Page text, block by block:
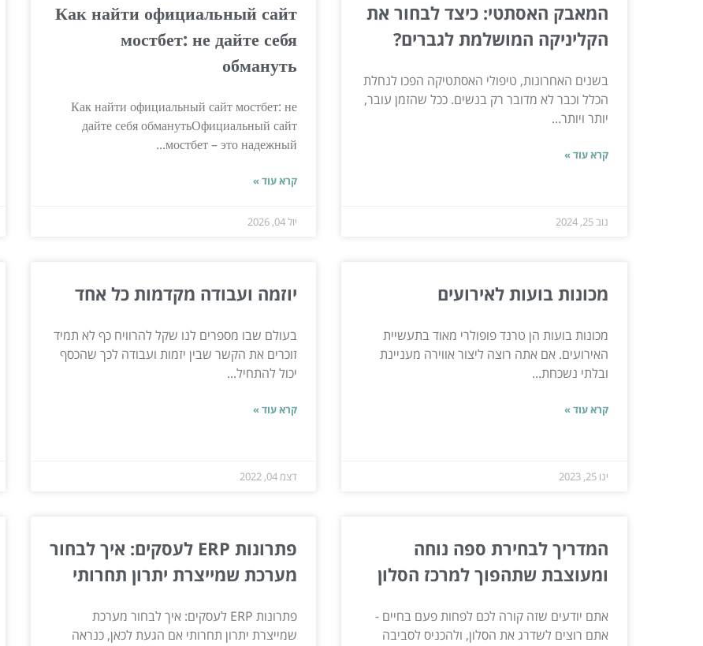
המאבק האסתטי: כיצד לבחור את
הקליניקה המושלמת לגברים?
בשנים האחרונות, טיפולי האסתטיקה הפכו לנחלת
הכלל וכבר לא מדובר רק בנשים. ככל שהזמן עובר,
יותר ויותר...
קרא עוד »
נוב 25, 2024
Как найти официальный сайт
мостбет: не дайте себя
обмануть
Как найти официальный сайт мостбет: не
дайте себя обманутьОфициальный сайт
мостбет – это надежный...
קרא עוד »
יול 04, 2026
מכונות בועות לאירועים
מכונות בועות הן טרנד פופולרי מאוד בתעשיית
האירועים. אם אתה רוצה ליצור אווירה מעניינת
ובלתי נשכחת...
קרא עוד »
ינו 25, 2023
יוזמה ועבודה מקדמות כל אחד
בעולם שבו מספרים לנו שקל להרוויח כף לא תמיד
זוכרים את הקשר שבין יזמות ועבודה לכך שהכסף
יכול להתחיל...
קרא עוד »
דצמ 04, 2022
המדריך לבחירת ספה נוחה
ומעוצבת שתהפוך למרכז הסלון
אתם יודעים שזה קורה לכם לפחות פעם בחיים -
אתם רוצים לשדרג את הסלון, ולהכניס לסביבה
פתרונות ERP לעסקים: איך לבחור
מערכת שמייצרת יתרון תחרותי
פתרונות ERP לעסקים: איך לבחור מערכת
שמייצרת יתרון תחרותי אם הגעת לכאן, כנראה